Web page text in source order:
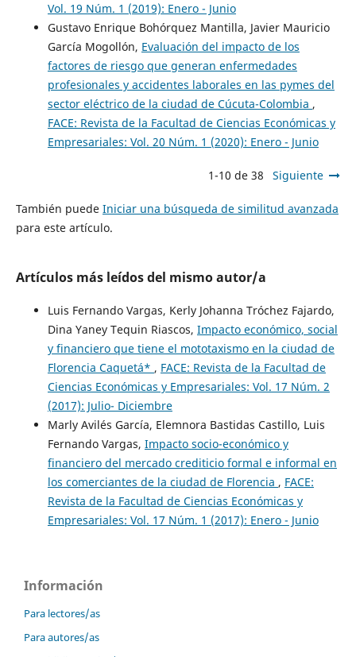
Vol. 19 Núm. 1 (2019): Enero - Junio
Gustavo Enrique Bohórquez Mantilla, Javier Mauricio
García Mogollón, Evaluación del impacto de los
factores de riesgo que generan enfermedades
profesionales y accidentes laborales en las pymes del
sector eléctrico de la ciudad de Cúcuta-Colombia ,
FACE: Revista de la Facultad de Ciencias Económicas y
Empresariales: Vol. 20 Núm. 1 (2020): Enero - Junio
1-10 de 38 Siguiente
También puede Iniciar una búsqueda de similitud avanzada
para este artículo.
Artículos más leídos del mismo autor/a
Luis Fernando Vargas, Kerly Johanna Tróchez Fajardo,
Dina Yaney Tequin Riascos, Impacto económico, social
y financiero que tiene el mototaxismo en la ciudad de
Florencia Caquetá* , FACE: Revista de la Facultad de
Ciencias Económicas y Empresariales: Vol. 17 Núm. 2
(2017): Julio- Diciembre
Marly Avilés García, Elemnora Bastidas Castillo, Luis
Fernando Vargas, Impacto socio-económico y
financiero del mercado crediticio formal e informal en
los comerciantes de la ciudad de Florencia , FACE:
Revista de la Facultad de Ciencias Económicas y
Empresariales: Vol. 17 Núm. 1 (2017): Enero - Junio
Información
Para lectores/as
Para autores/as